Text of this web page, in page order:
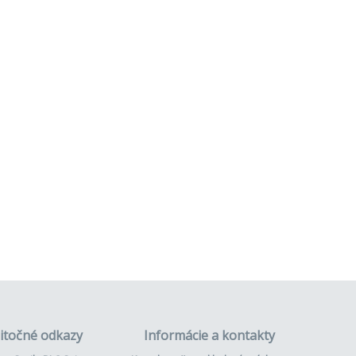
odkazy Informácie a kontakty